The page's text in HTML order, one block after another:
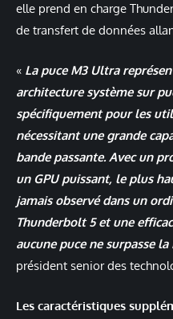
elle prend en charge
de transfert de données
« La puce M3 Ultra
architecture système sur
spécifiquement pour les
nécessitant une grande
bande passante. Avec un
un GPU puissant, le plus
jamais observé dans un
Thunderbolt 5 et une
aucune puce ne surpasse
président senior des
Les caractéristiques